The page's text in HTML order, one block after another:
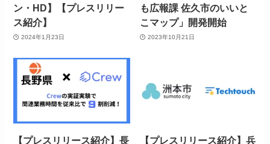
ン・HD】【プレスリリー
ス紹介】
2024年1月23日
も広報課 佐久市のいいと
こマップ」開発開始
2023年10月21日
【プレスリリース紹介】長
【プレスリリース紹介】兵